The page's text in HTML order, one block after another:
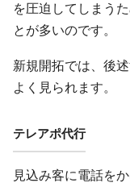
を圧迫してしまう
とが多いのです。
新規開拓では、後
よく見られます。
テレアポ代行
見込み客に電話を